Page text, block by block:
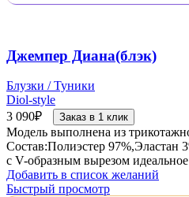
Джемпер Диана(блэк)
Блузки / Туники
Diol-style
3 090₽ Заказ в 1 клик
Модель выполнена из
Состав:Полиэстер 97%,Эластан
с V-образным вырезом
Добавить в список желаний
Быстрый просмотр